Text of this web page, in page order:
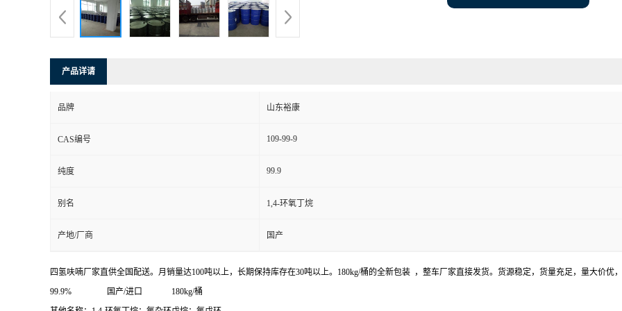
产品详请
品牌 山东裕康
CAS编号 109-99-9
纯度 99.9
别名 1,4-环氧丁烷
产地/厂商 国产
四氢呋喃厂家直供全国配送。月销量达100吨以上，长期保持库存在30吨以上。180kg/桶的全新包装 ，整车厂家直接发货。货源稳定，货量充足，量大价优，
99.9% 国产/进口 180kg/桶